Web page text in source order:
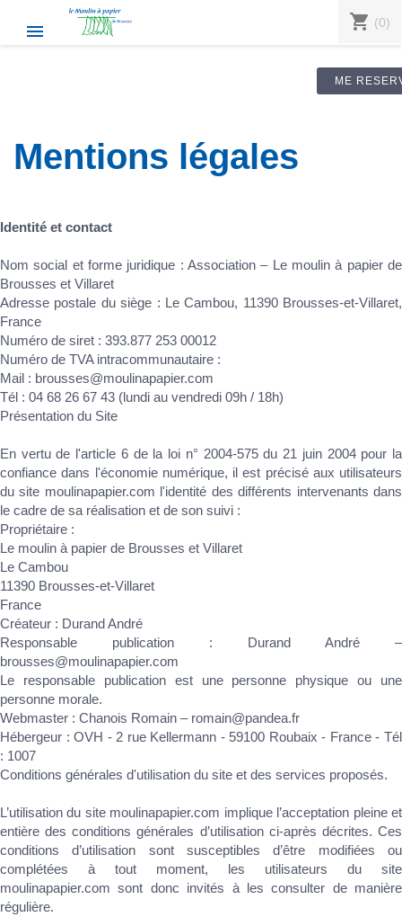
 shopping_cart (0)
ME
Mentions légales
Identité et contact
Nom social et forme juridique : Association – Le moulin à papier de
Brousses et Villaret
Adresse postale du siège : Le Cambou, 11390 Brousses-et-Villaret,
France
Numéro de siret : 393.877 253 00012
Numéro de TVA intracommunautaire :
Mail : brousses@moulinapapier.com
Tél : 04 68 26 67 43 (lundi au vendredi 09h / 18h)
Présentation du Site
En vertu de l'article 6 de la loi n° 2004-575 du 21 juin 2004 pour la
confiance dans l'économie numérique, il est précisé aux utilisateurs
du site moulinapapier.com l'identité des différents intervenants dans
le cadre de sa réalisation et de son suivi :
Propriétaire :
Le moulin à papier de Brousses et Villaret
Le Cambou
11390 Brousses-et-Villaret
France
Créateur : Durand André
Responsable publication : Durand André –
brousses@moulinapapier.com
Le responsable publication est une personne physique ou une
personne morale.
Webmaster : Chanois Romain – romain@pandea.fr
Hébergeur : OVH - 2 rue Kellermann - 59100 Roubaix - France - Tél
: 1007
Conditions générales d'utilisation du site et des services proposés.
L’utilisation du site moulinapapier.com implique l’acceptation pleine et
entière des conditions générales d’utilisation ci-après décrites. Ces
conditions d’utilisation sont susceptibles d’être modifiées ou
complétées à tout moment, les utilisateurs du site
moulinapapier.com sont donc invités à les consulter de manière
régulière.